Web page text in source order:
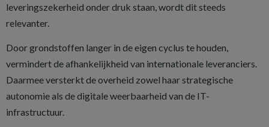
leveringszekerheid onder druk staan, wordt dit steeds
relevanter.
Door grondstoffen langer in de eigen cyclus te houden,
vermindert de afhankelijkheid van internationale leveranciers.
Daarmee versterkt de overheid zowel haar strategische
autonomie als de digitale weerbaarheid van de IT-
infrastructuur.